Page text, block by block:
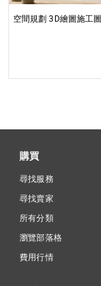
空間規劃 3D繪圖施工圖
購買
尋找服務
尋找賣家
所有分類
瀏覽部落格
費用行情